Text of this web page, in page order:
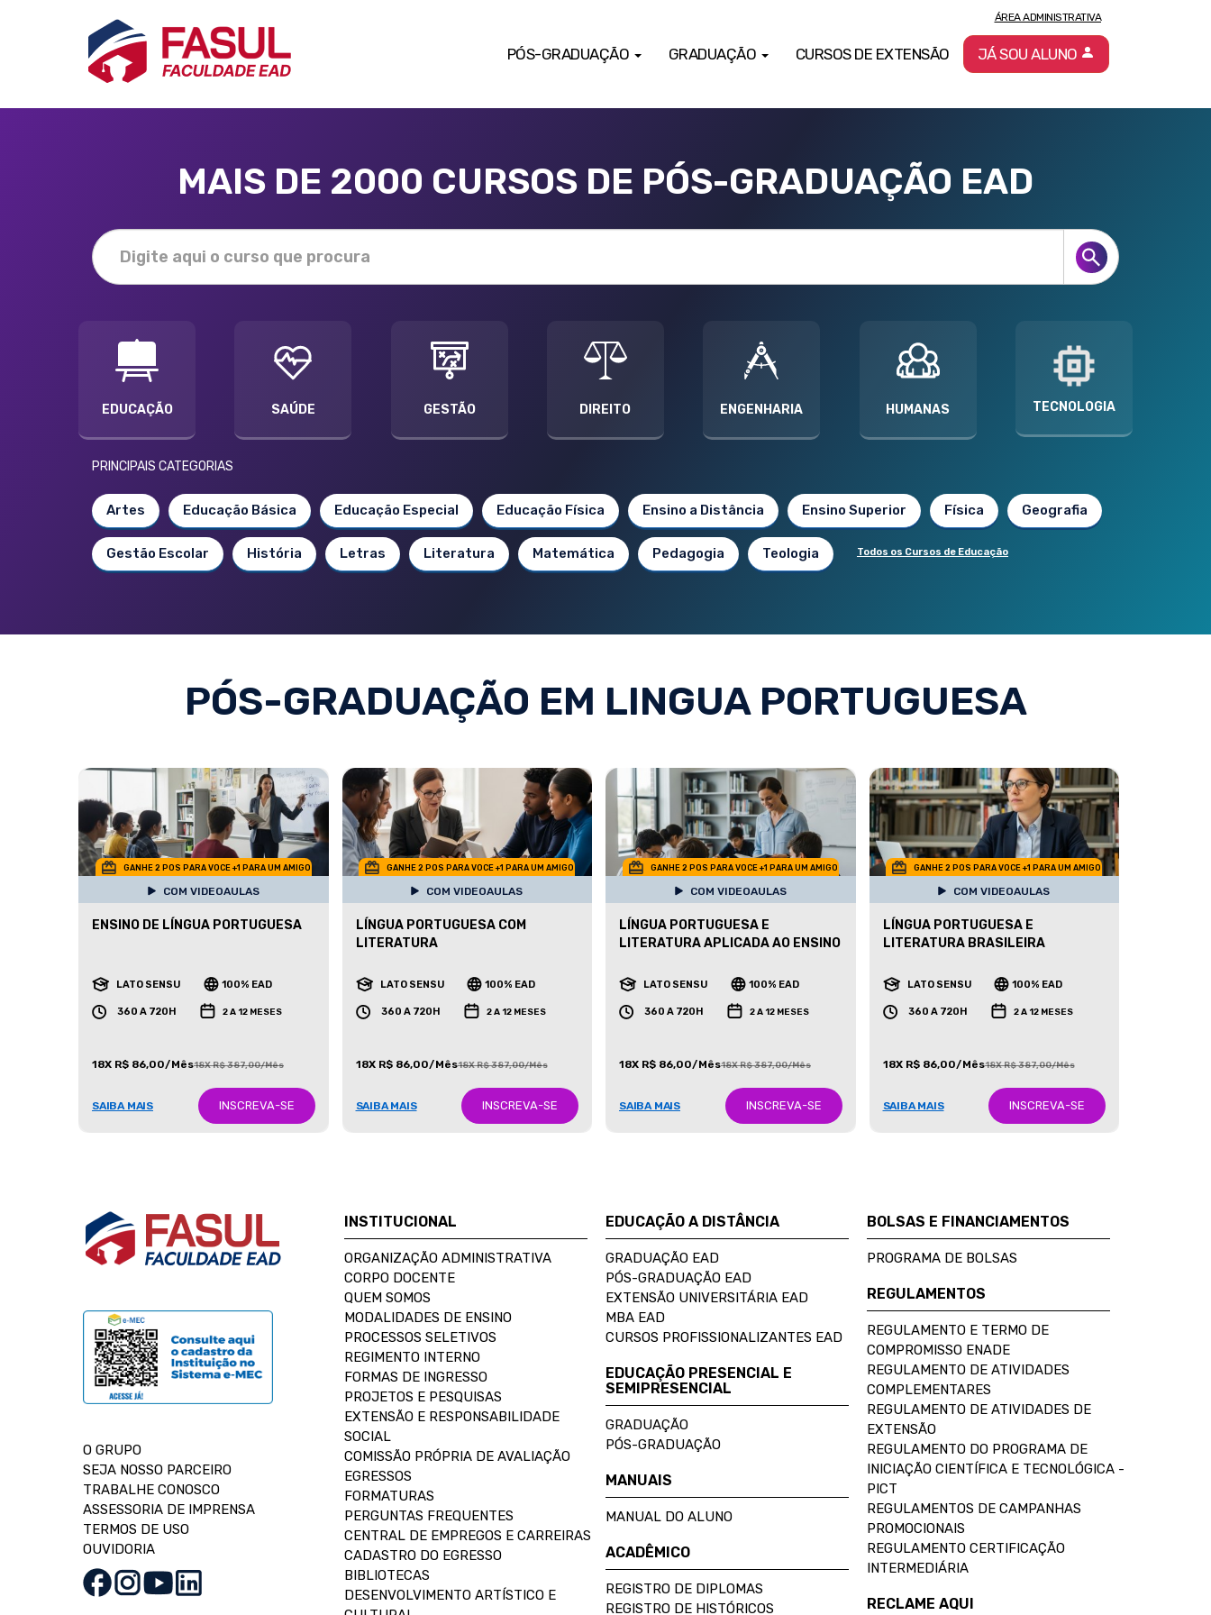
PÓS-GRADUAÇÃO GRADUAÇÃO CURSOS DE EXTENSÃO
ÁREA ADMINISTRATIVA
JÁ SOU ALUNO
MAIS DE 2000 CURSOS DE PÓS-GRADUAÇÃO EAD
EDUCAÇÃO SAÚDE GESTÃO DIREITO ENGENHARIA HUMANAS TECNOLOGIA
PRINCIPAIS CATEGORIAS
Artes Educação Básica Educação Especial Educação Física Ensino a Distância Ensino Superior Física Geografia
Gestão Escolar História Letras Literatura Matemática Pedagogia Teologia Todos os Cursos de Educação
PÓS-GRADUAÇÃO EM LINGUA PORTUGUESA
GANHE 2 POS PARA VOCE +1 PARA UM AMIGO
COM VIDEOAULAS
ENSINO DE LÍNGUA PORTUGUESA
LATO SENSU 100% EAD
360 A 720H 2 A 12 MESES
18X R$ 86,00/Mês18X R$ 387,00/Mês
SAIBA MAIS INSCREVA-SE
GANHE 2 POS PARA VOCE +1 PARA UM AMIGO
COM VIDEOAULAS
LÍNGUA PORTUGUESA COM
LITERATURA
LATO SENSU 100% EAD
360 A 720H 2 A 12 MESES
18X R$ 86,00/Mês18X R$ 387,00/Mês
SAIBA MAIS INSCREVA-SE
GANHE 2 POS PARA VOCE +1 PARA UM AMIGO
COM VIDEOAULAS
LÍNGUA PORTUGUESA E
LITERATURA APLICADA AO ENSINO
LATO SENSU 100% EAD
360 A 720H 2 A 12 MESES
18X R$ 86,00/Mês18X R$ 387,00/Mês
SAIBA MAIS INSCREVA-SE
GANHE 2 POS PARA VOCE +1 PARA UM AMIGO
COM VIDEOAULAS
LÍNGUA PORTUGUESA E
LITERATURA BRASILEIRA
LATO SENSU 100% EAD
360 A 720H 2 A 12 MESES
18X R$ 86,00/Mês18X R$ 387,00/Mês
SAIBA MAIS INSCREVA-SE
O GRUPO
SEJA NOSSO PARCEIRO
TRABALHE CONOSCO
ASSESSORIA DE IMPRENSA
TERMOS DE USO
OUVIDORIA
INSTITUCIONAL
ORGANIZAÇÃO ADMINISTRATIVA
CORPO DOCENTE
QUEM SOMOS
MODALIDADES DE ENSINO
PROCESSOS SELETIVOS
REGIMENTO INTERNO
FORMAS DE INGRESSO
PROJETOS E PESQUISAS
EXTENSÃO E RESPONSABILIDADE
SOCIAL
COMISSÃO PRÓPRIA DE AVALIAÇÃO
EGRESSOS
FORMATURAS
PERGUNTAS FREQUENTES
CENTRAL DE EMPREGOS E CARREIRAS
CADASTRO DO EGRESSO
BIBLIOTECAS
DESENVOLVIMENTO ARTÍSTICO E
EDUCAÇÃO A DISTÂNCIA
GRADUAÇÃO EAD
PÓS-GRADUAÇÃO EAD
EXTENSÃO UNIVERSITÁRIA EAD
MBA EAD
CURSOS PROFISSIONALIZANTES EAD
EDUCAÇÃO PRESENCIAL E
SEMIPRESENCIAL
GRADUAÇÃO
PÓS-GRADUAÇÃO
MANUAIS
MANUAL DO ALUNO
ACADÊMICO
REGISTRO DE DIPLOMAS
REGISTRO DE HISTÓRICOS
BOLSAS E FINANCIAMENTOS
PROGRAMA DE BOLSAS
REGULAMENTOS
REGULAMENTO E TERMO DE
COMPROMISSO ENADE
REGULAMENTO DE ATIVIDADES
COMPLEMENTARES
REGULAMENTO DE ATIVIDADES DE
EXTENSÃO
REGULAMENTO DO PROGRAMA DE
INICIAÇÃO CIENTÍFICA E TECNOLÓGICA -
PICT
REGULAMENTOS DE CAMPANHAS
PROMOCIONAIS
REGULAMENTO CERTIFICAÇÃO
INTERMEDIÁRIA
RECLAME AQUI